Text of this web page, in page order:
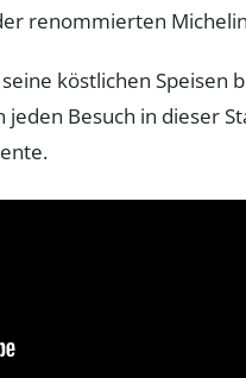
renommierten
köstlichen
Besuch in dieser